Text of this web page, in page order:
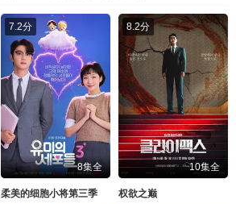
7.2分
8集全
柔美的细胞小将第三季
8.2分
10集全
权欲之巅